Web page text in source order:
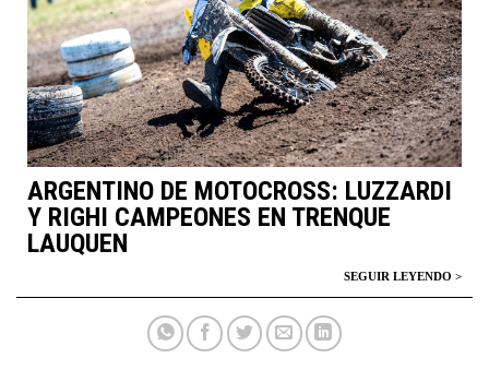
ARGENTINO DE MOTOCROSS: LUZZARDI
Y RIGHI CAMPEONES EN TRENQUE
LAUQUEN